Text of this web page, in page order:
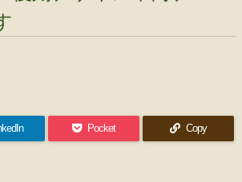
Pocket Copy